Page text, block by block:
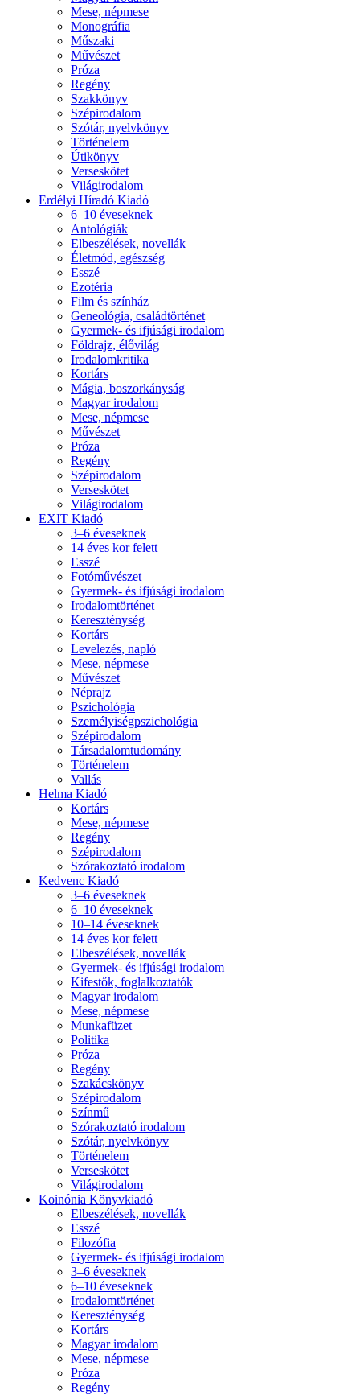
Mese, népmese
Monográfia
Műszaki
Művészet
Próza
Regény
Szakkönyv
Szépirodalom
Szótár, nyelvkönyv
Történelem
Útikönyv
Verseskötet
Világirodalom
Erdélyi Híradó Kiadó
6–10 éveseknek
Antológiák
Elbeszélések, novellák
Életmód, egészség
Esszé
Ezotéria
Film és színház
Geneológia, családtörténet
Gyermek- és ifjúsági irodalom
Földrajz, élővilág
Irodalomkritika
Kortárs
Mágia, boszorkányság
Magyar irodalom
Mese, népmese
Művészet
Próza
Regény
Szépirodalom
Verseskötet
Világirodalom
EXIT Kiadó
3–6 éveseknek
14 éves kor felett
Esszé
Fotóművészet
Gyermek- és ifjúsági irodalom
Irodalomtörténet
Kereszténység
Kortárs
Levelezés, napló
Mese, népmese
Művészet
Néprajz
Pszichológia
Személyiségpszichológia
Szépirodalom
Társadalomtudomány
Történelem
Vallás
Helma Kiadó
Kortárs
Mese, népmese
Regény
Szépirodalom
Szórakoztató irodalom
Kedvenc Kiadó
3–6 éveseknek
6–10 éveseknek
10–14 éveseknek
14 éves kor felett
Elbeszélések, novellák
Gyermek- és ifjúsági irodalom
Kifestők, foglalkoztatók
Magyar irodalom
Mese, népmese
Munkafüzet
Politika
Próza
Regény
Szakácskönyv
Szépirodalom
Színmű
Szórakoztató irodalom
Szótár, nyelvkönyv
Történelem
Verseskötet
Világirodalom
Koinónia Könyvkiadó
Elbeszélések, novellák
Esszé
Filozófia
Gyermek- és ifjúsági irodalom
3–6 éveseknek
6–10 éveseknek
Irodalomtörténet
Kereszténység
Kortárs
Magyar irodalom
Mese, népmese
Próza
Regény